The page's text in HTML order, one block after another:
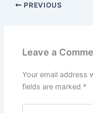
PREVIOUS
Leave a
Your email address
fields are marked *